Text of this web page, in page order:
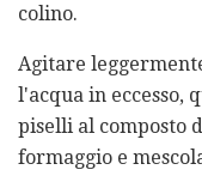
colino.
Agitare
l'acqua in eccesso,
piselli al composto
formaggio e